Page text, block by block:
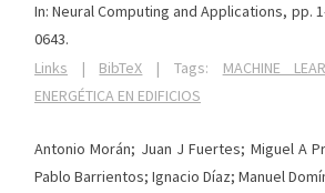
In:Neural Computing and Applications, pp.
0643.
Links | BibTeX | Tags: MACHINE
ENERGÉTICA EN EDIFICIOS
Antonio Morán; Juan J Fuertes; Miguel A
Pablo Barrientos; Ignacio Díaz; Manuel